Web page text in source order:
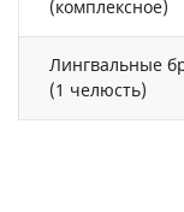
(комплексное)
Лингвальные
(1 челюсть)